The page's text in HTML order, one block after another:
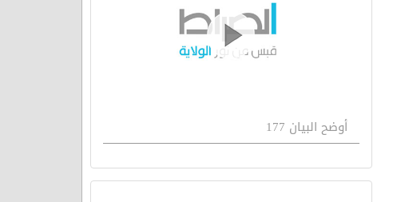
أوضح البيان 177